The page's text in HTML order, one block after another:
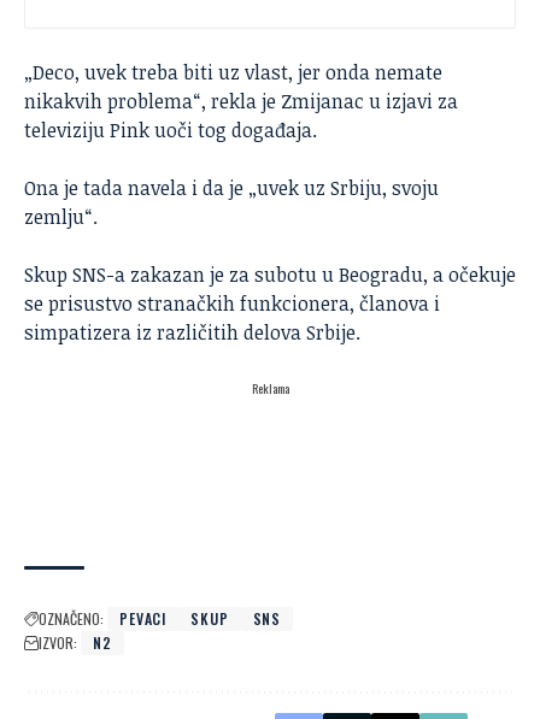
„Deco, uvek treba biti uz vlast, jer onda nemate
nikakvih problema“, rekla je Zmijanac u izjavi za
televiziju Pink uoči tog događaja.
Ona je tada navela i da je „uvek uz Srbiju, svoju
zemlju“.
Skup SNS-a zakazan je za subotu u Beogradu, a očekuje
se prisustvo stranačkih funkcionera, članova i
simpatizera iz različitih delova Srbije.
Reklama
OZNAČENO: PEVACI SKUP
SNS
IZVOR:
N2